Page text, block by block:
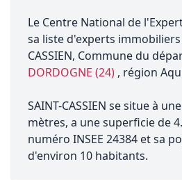
Le Centre National de
sa liste d'experts immobiliers
CASSIEN, Commune du
DORDOGNE (24) , région
SAINT-CASSIEN se situe à
mètres, a une superficie de
numéro INSEE 24384 et sa
d'environ 10 habitants.